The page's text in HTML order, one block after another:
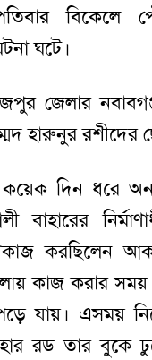
বিকেলে
ঘটে।
জেলার
হারুনুর রশীদের
দিন ধরে
বাহারের
করছিলেন
কাজ করার
যায়। এসময়
রড তার বুকে